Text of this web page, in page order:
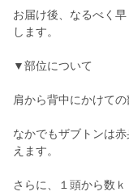
お届け後、なるべく
します。
▼部位について
肩から背中にかけての
なかでもザブトンは
えます。
さらに、１頭から数